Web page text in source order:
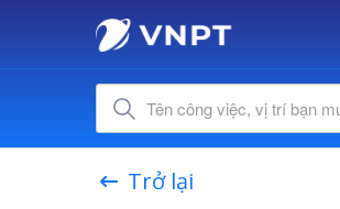
Trở lại